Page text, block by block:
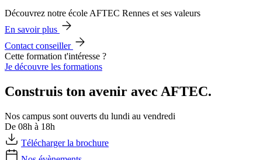
Découvrez notre école AFTEC Rennes et ses valeurs
En savoir plus
Contact conseiller
Cette formation t'intéresse ?
Je découvre les formations
Construis ton avenir avec AFTEC.
Nos campus sont ouverts du lundi au vendredi
De 08h à 18h
Télécharger la brochure